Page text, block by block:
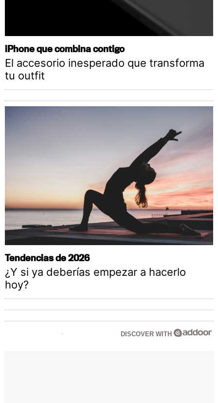
iPhone que combina contigo
El accesorio inesperado que transforma
tu outfit
Tendencias de 2026
¿Y si ya deberías empezar a hacerlo
hoy?
DISCOVER WITH